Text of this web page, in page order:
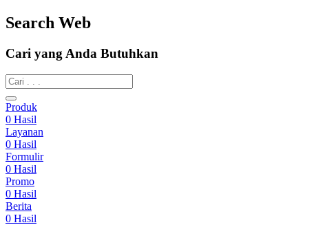
Search Web
Cari yang Anda Butuhkan
Produk
0 Hasil
Layanan
0 Hasil
Formulir
0 Hasil
Promo
0 Hasil
Berita
0 Hasil